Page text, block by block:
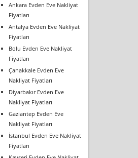
Ankara Evden Eve Nakliyat
Fiyatları
Antalya Evden Eve Nakliyat
Fiyatları
Bolu Evden Eve Nakliyat
Fiyatları
Çanakkale Evden Eve
Nakliyat Fiyatları
Diyarbakır Evden Eve
Nakliyat Fiyatları
Gaziantep Evden Eve
Nakliyat Fiyatları
İstanbul Evden Eve Nakliyat
Fiyatları